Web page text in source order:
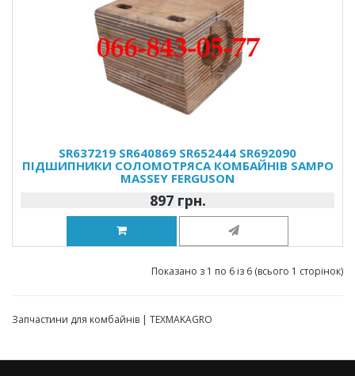
SR637219 SR640869 SR652444 SR692090
ПІДШИПНИКИ СОЛОМОТРЯСА КОМБАЙНІВ SAMPO
MASSEY FERGUSON
897 грн.
Показано з 1 по 6 із 6 (всього 1 сторінок)
Запчастини для комбайнів | TEXMAKAGRO